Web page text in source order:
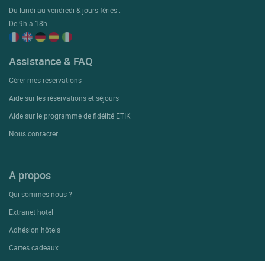
Du lundi au vendredi & jours fériés :
De 9h à 18h
Assistance & FAQ
Gérer mes réservations
Aide sur les réservations et séjours
Aide sur le programme de fidélité ETIK
Nous contacter
A propos
Qui sommes-nous ?
Extranet hotel
Adhésion hôtels
Cartes cadeaux